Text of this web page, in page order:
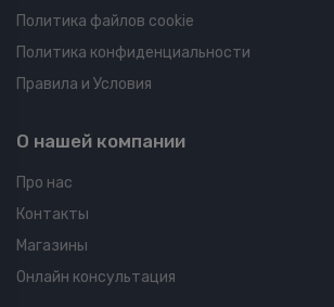
Политика файлов cookie
Политика конфиденциальности
Правила и Условия
О нашей компании
Про нас
Контакты
Магазины
Онлайн консультация